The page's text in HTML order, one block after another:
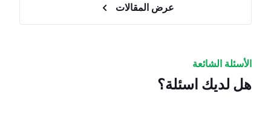
عرض المقالات
الأسئلة الشائعة
هل لديك اسئلة؟